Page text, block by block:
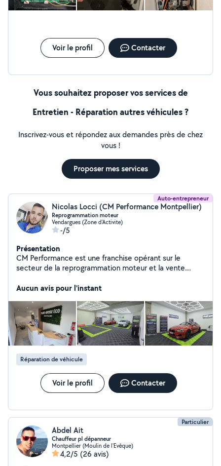
Voir le profil Contacter
Vous souhaitez proposer vos services de
Entretien - Réparation autres véhicules ?
Inscrivez-vous et répondez aux demandes près de chez
vous !
Proposer mes services
Auto-entrepreneur
Nicolas Locci (CM Performance Montpellier)
Reprogrammation moteur
Vendargues (Zone d'Activite)
-/5
Présentation
CM Performance est une franchise opérant sur le
secteur de la reprogrammation moteur et la vente
centres en France, dont le nôtre à Montpellier. Chez
panel de solutions sur mesure afin de répondre à vos
besoins en terme de reprogrammation moteur.
Augmentation des performances moteur, réduction de
la consommation de carburant, conversion à l'éthanol et
solution FAP, EGR ou AD Blue, nous sommes votre
interlocuteur privilègié sur la region montpellieraine.
Economique, précautionneux et professionnel nous
serons heureux de vous accompagner et de vous
conseiller dans votre projet. A très vite dans notre
atelier de Montpellier 905 Avenue des bigos, 34740
Reprogrammation Moteur
Aucun avis pour l'instant
Réparation de véhicule
Voir le profil Contacter
Particulier
Abdel Ait
Chauffeur pl dépanneur
Montpellier (Moulin de l'Evêque)
4,2/5 (26 avis)